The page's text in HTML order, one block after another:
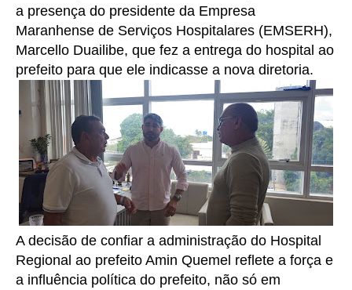
a presença do presidente da Empresa
Maranhense de Serviços Hospitalares (EMSERH),
Marcello Duailibe, que fez a entrega do hospital ao
prefeito para que ele indicasse a nova diretoria.
A decisão de confiar a administração do Hospital
Regional ao prefeito Amin Quemel reflete a força e
a influência política do prefeito, não só em